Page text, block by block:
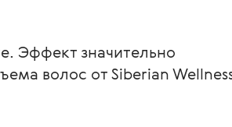
Эффект значительно
волос от Siberian